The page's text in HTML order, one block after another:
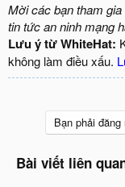
Mời các bạn tham gia
tin tức an ninh mạng
Lưu ý từ WhiteHat:
không làm điều xấu.
Bạn phải
Bài viết liên